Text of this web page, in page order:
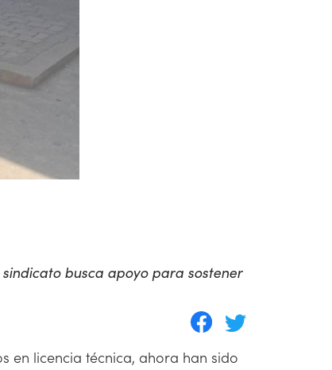
busca apoyo para sostener
en licencia técnica, ahora han sido